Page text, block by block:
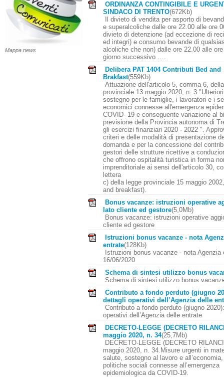
Mappa news
ORDINANZA CONTINGIBILE E
SINDACO DI TRENTO(672Kb)
Il divieto di vendita per asporto di
e superalcoliche dalle ore 22.00 alle ore
divieto di detenzione (ad eccezione di
ed integri) e consumo bevande di
alcoliche che non) dalle ore 22.00 alle
giorno successivo ….
Delibera PAT 1404 Contributi Bed and
Brakfast(559Kb)
Attuazione dell'articolo 5, comma 6,
provinciale 13 maggio 2020, n. 3
sostegno per le famiglie, i lavoratori e i
economici connesse all'emergenza
COVID- 19 e conseguente variazione al
previsione della Provincia autonoma di
gli esercizi finanziari 2020 - 2022 ".
criteri e delle modalità di presentazione
domanda e per la concessione del
gestori delle strutture ricettive a
che offrono ospitalità turistica in forma
imprenditoriale ai sensi dell'articolo 30,
lettera
c) della legge provinciale 15 maggio
and breakfast).
Bonus vacanze: istruzioni operative
lato cliente ed gestore(5,0Mb)
Bonus vacanze: istruzioni operative
cliente ed gestore
Istruzioni bonus vacanze - nota
entrate(128Kb)
Istruzioni bonus vacanze - nota Agenzia
16/06/2020
Schema di sintesi utilizzo bonus
Schema di sintesi utilizzo bonus
Contributo a fondo perduto (giugno
dettagli operativi dell’Agenzia delle
Contributo a fondo perduto (giugno
operativi dell’Agenzia delle entrate
DECRETO-LEGGE (DECRETO
maggio 2020, n. 34(25,7Mb)
DECRETO-LEGGE (DECRETO
maggio 2020, n. 34.Misure urgenti in
salute, sostegno al lavoro e
politiche sociali connesse all’emergenza
epidemiologica da COVID-19.